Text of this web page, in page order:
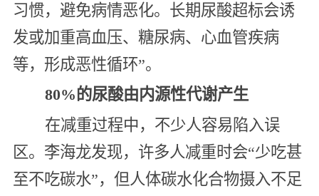
习惯，避免病情恶化。长期尿酸超标会诱
发或加重高血压、糖尿病、心血管疾病
等，形成恶性循环”。
80%的尿酸由内源性代谢产生
在减重过程中，不少人容易陷入误
区。李海龙发现，许多人减重时会“少吃甚
至不吃碳水”，但人体碳水化合物摄入不足